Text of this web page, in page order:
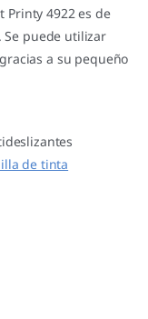
Printy 4922 es de
Se puede utilizar
a su pequeño
de tinta